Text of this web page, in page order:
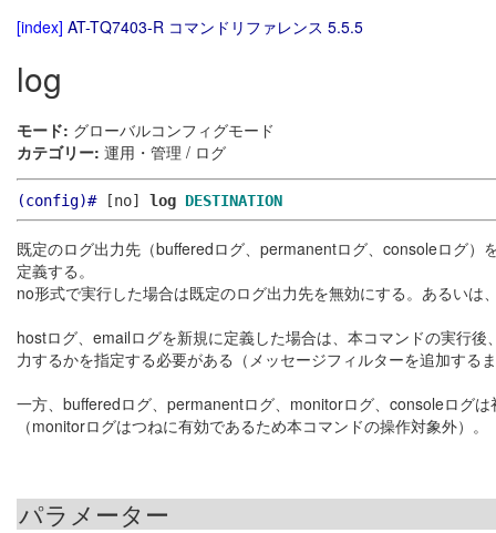
[index] AT-TQ7403-R コマンドリファレンス 5.5.5
log
モード: グローバルコンフィグモード
カテゴリー: 運用・管理 / ログ
(config)#[no] log DESTINATION
既定のログ出力先（bufferedログ、permanentログ、consoleログ
定義する。
no形式で実行した場合は既定のログ出力先を無効にする。あるいは
hostログ、emailログを新規に定義した場合は、本コマンドの実行後
力するかを指定する必要がある（メッセージフィルターを追加する
一方、bufferedログ、permanentログ、monitorログ、consoleログ
（monitorログはつねに有効であるため本コマンドの操作対象外）。
パラメーター